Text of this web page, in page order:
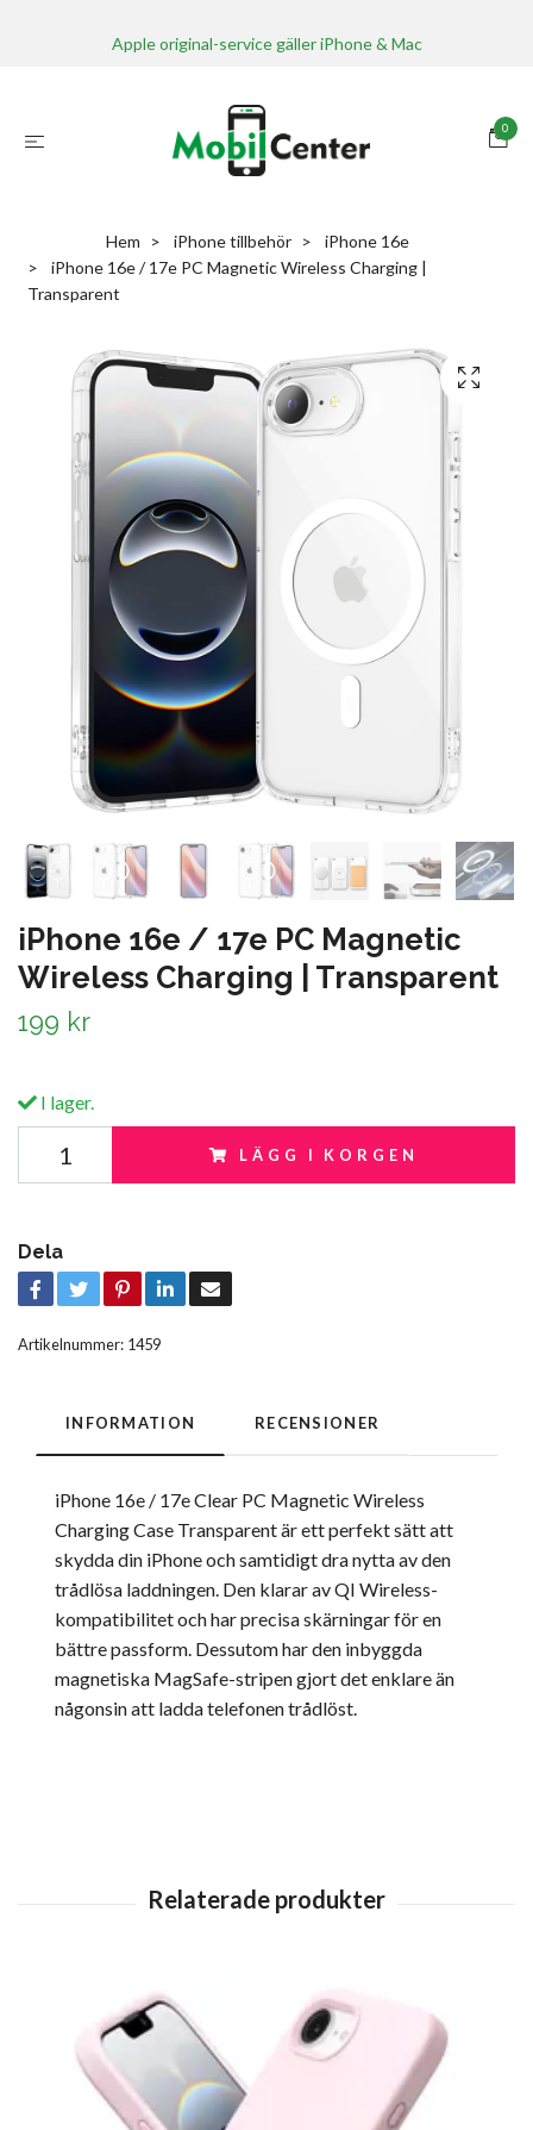
Apple original-service gäller iPhone & Mac
0
Hem iPhone tillbehör
iPhone 16e
iPhone 16e / 17e PC Magnetic Wireless Charging |
Transparent
iPhone 16e / 17e PC Magnetic
Wireless Charging | Transparent
199 kr
I lager.
LÄGG I KORGEN
Dela
Artikelnummer: 1459
INFORMATION RECENSIONER
iPhone 16e / 17e Clear PC Magnetic Wireless
Charging Case Transparent är ett perfekt sätt att
skydda din iPhone och samtidigt dra nytta av den
trådlösa laddningen. Den klarar av QI Wireless-
kompatibilitet och har precisa skärningar för en
bättre passform. Dessutom har den inbyggda
magnetiska MagSafe-stripen gjort det enklare än
någonsin att ladda telefonen trådlöst.